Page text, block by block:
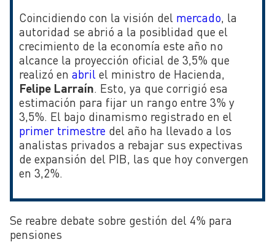
Coincidiendo con la visión del mercado, la
autoridad se abrió a la posiblidad que el
crecimiento de la economía este año no
alcance la proyección oficial de 3,5% que
realizó en abril el ministro de Hacienda,
Felipe Larraín. Esto, ya que corrigió esa
estimación para fijar un rango entre 3% y
3,5%. El bajo dinamismo registrado en el
primer trimestre del año ha llevado a los
analistas privados a rebajar sus expectivas
de expansión del PIB, las que hoy convergen
en 3,2%.
Se reabre debate sobre gestión del 4% para
pensiones